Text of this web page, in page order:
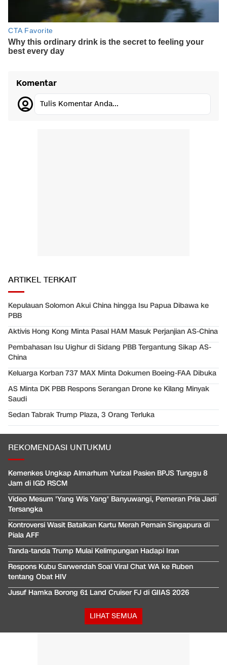
Komentar
Tulis Komentar Anda...
ARTIKEL TERKAIT
Kepulauan Solomon Akui China hingga Isu Papua Dibawa ke
PBB
Aktivis Hong Kong Minta Pasal HAM Masuk Perjanjian AS-China
Pembahasan Isu Uighur di Sidang PBB Tergantung Sikap AS-
China
Keluarga Korban 737 MAX Minta Dokumen Boeing-FAA Dibuka
AS Minta DK PBB Respons Serangan Drone ke Kilang Minyak
Saudi
Sedan Tabrak Trump Plaza, 3 Orang Terluka
REKOMENDASI UNTUKMU
Kemenkes Ungkap Almarhum Yurizal Pasien BPJS Tunggu 8
Jam di IGD RSCM
Video Mesum 'Yang Wis Yang' Banyuwangi, Pemeran Pria Jadi
Tersangka
Kontroversi Wasit Batalkan Kartu Merah Pemain Singapura di
Piala AFF
Tanda-tanda Trump Mulai Kelimpungan Hadapi Iran
Respons Kubu Sarwendah Soal Viral Chat WA ke Ruben
tentang Obat HIV
Jusuf Hamka Borong 61 Land Cruiser FJ di GIIAS 2026
LIHAT SEMUA